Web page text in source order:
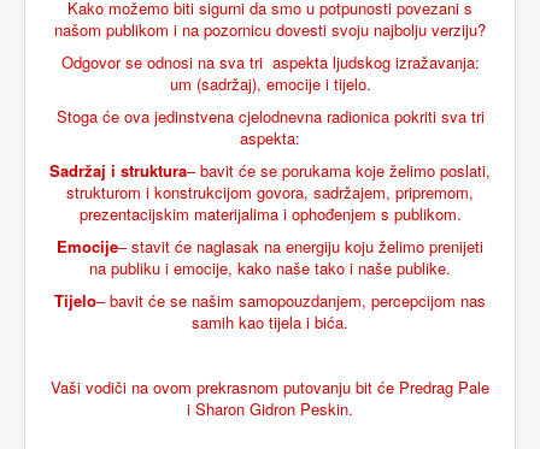
Kako možemo biti sigurni da smo u potpunosti povezani s
našom publikom i na pozornicu dovesti svoju najbolju verziju?
Odgovor se odnosi na sva tri aspekta ljudskog izražavanja:
um (sadržaj), emocije i tijelo.
Stoga će ova jedinstvena cjelodnevna radionica pokriti sva tri
aspekta:
Sadržaj i struktura– bavit će se porukama koje želimo poslati,
strukturom i konstrukcijom govora, sadržajem, pripremom,
prezentacijskim materijalima i ophođenjem s publikom.
Emocije– stavit će naglasak na energiju koju želimo prenijeti
na publiku i emocije, kako naše tako i naše publike.
Tijelo– bavit će se našim samopouzdanjem, percepcijom nas
samih kao tijela i bića.
Vaši vodiči na ovom prekrasnom putovanju bit će Predrag Pale
i Sharon Gidron Peskin.